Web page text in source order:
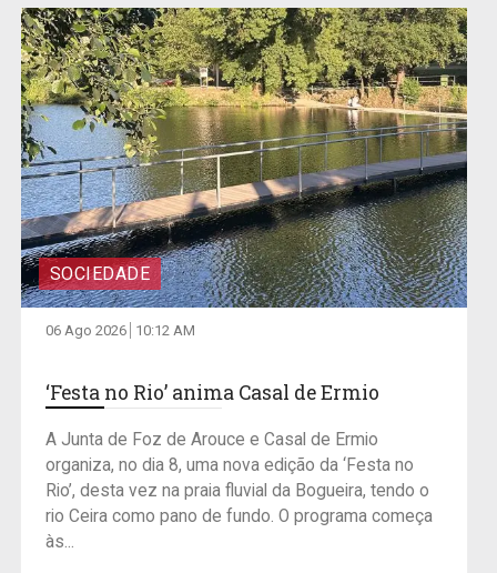
SOCIEDADE
06 Ago 2026 10:12 AM
‘Festa no Rio’ anima Casal de Ermio
A Junta de Foz de Arouce e Casal de Ermio
organiza, no dia 8, uma nova edição da ‘Festa no
Rio’, desta vez na praia fluvial da Bogueira, tendo o
rio Ceira como pano de fundo. O programa começa
às...